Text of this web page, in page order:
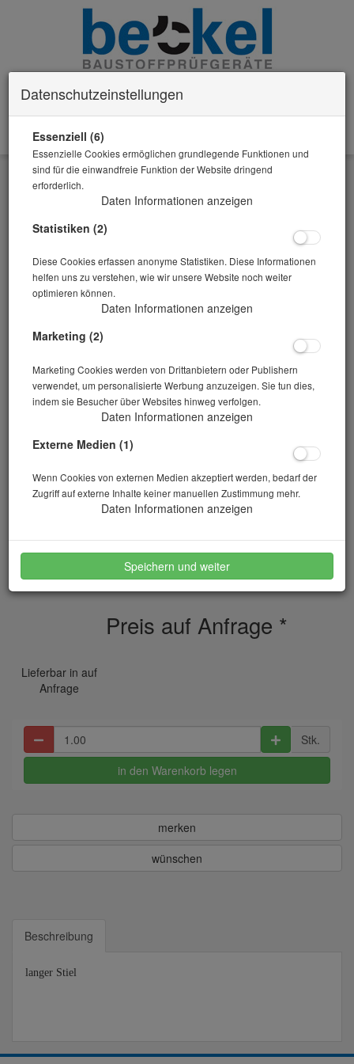
Zurück
Alle Artikel zeigen aus: Allgemeine Geräte
Heizkörperpinsel
Artikelnr.: 10-01440
40 mm breit
Preis auf Anfrage *
Lieferbar in auf
Anfrage
Stk.
in den Warenkorb legen
merken
wünschen
Beschreibung
langer Stiel
Datenschutzeinstellungen
Essenziell (6)
Essenzielle Cookies ermöglichen grundlegende Funktionen und
sind für die einwandfreie Funktion der Website dringend
erforderlich.
Daten Informationen anzeigen
Statistiken (2)
Diese Cookies erfassen anonyme Statistiken. Diese Informationen
helfen uns zu verstehen, wie wir unsere Website noch weiter
optimieren können.
Daten Informationen anzeigen
Marketing (2)
Marketing Cookies werden von Drittanbietern oder Publishern
verwendet, um personalisierte Werbung anzuzeigen. Sie tun dies,
indem sie Besucher über Websites hinweg verfolgen.
Daten Informationen anzeigen
Externe Medien (1)
Wenn Cookies von externen Medien akzeptiert werden, bedarf der
Zugriff auf externe Inhalte keiner manuellen Zustimmung mehr.
Daten Informationen anzeigen
Speichern und weiter